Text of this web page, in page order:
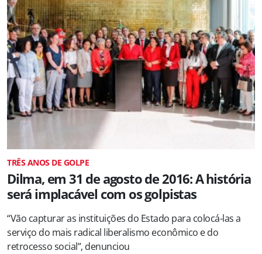
TRÊS ANOS DE GOLPE
Dilma, em 31 de agosto de 2016: A história
será implacável com os golpistas
“Vão capturar as instituições do Estado para colocá-las a
serviço do mais radical liberalismo econômico e do
retrocesso social”, denunciou